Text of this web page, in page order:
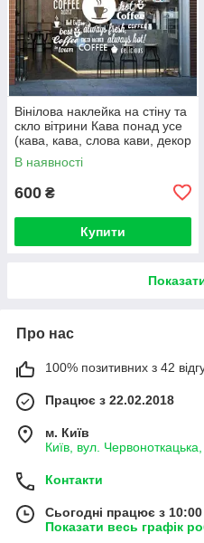
Вінілова наклейка на стіну та
скло вітрини Кава понад усе
(кава, кава, слова кави, декор
у кав'ярню)
В наявності
600 ₴
Купити
Про нас
100% позитивних з 42
Працює з 22.02.2018
м. Київ
Київ, вул.
Контакти
Сьогодні працює з
Показати весь графік